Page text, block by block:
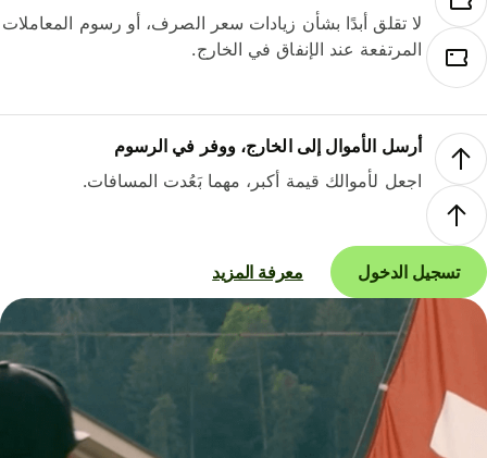
لا تقلق أبدًا بشأن زيادات سعر الصرف، أو رسوم المعاملات
المرتفعة عند الإنفاق في الخارج.
أرسل الأموال إلى الخارج، ووفر في الرسوم
اجعل لأموالك قيمة أكبر، مهما بَعُدت المسافات.
تسجيل الدخول معرفة المزيد